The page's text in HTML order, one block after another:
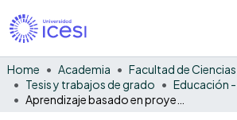
Home Academia
Facultad de
Tesis y trabajos de grado
Educación -